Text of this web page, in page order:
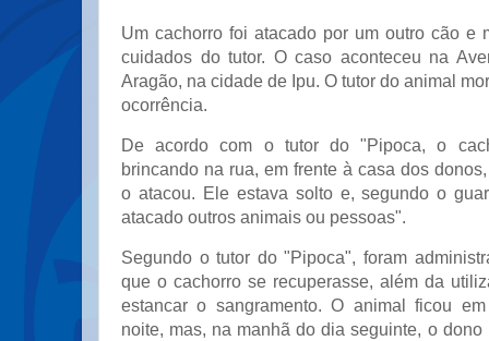
Um cachorro foi atacado por um outro cão e
cuidados do tutor. O caso aconteceu na
Aragão, na cidade de Ipu. O tutor do animal
ocorrência.
De acordo com o tutor do "Pipoca, o
brincando na rua, em frente à casa dos
o atacou. Ele estava solto e, segundo o
atacado outros animais ou pessoas".
Segundo o tutor do "Pipoca", foram
que o cachorro se recuperasse, além da
estancar o sangramento. O animal ficou
noite, mas, na manhã do dia seguinte, o